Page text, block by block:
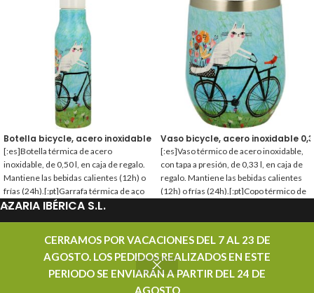
Botella bicycle, acero inoxidable 0,50 l.
[:es]Botella térmica de acero
inoxidable, de 0,50 l, en caja de regalo.
Mantiene las bebidas calientes (12h) o
frías (24h).[:pt]Garrafa térmica de aço
inoxidável, de 0,50 l, em caixa de
Vaso bicycle, acero inoxidable
[:es]Vaso térmico de acero inoxidable,
con tapa a presión, de 0,33 l, en caja de
regalo. Mantiene las bebidas calientes
(12h) o frías (24h).[:pt]Copo térmico de
frias (24h).[:]
AZARIA IBÉRICA S.L.
PROMOCIONES
CONTACTAR
CERRAMOS POR VACACIONES DEL 7 AL 23 DE
AGOSTO. LOS PEDIDOS REALIZADOS EN ESTE
PERIODO SE ENVIARÁN A PARTIR DEL 24 DE
AGOSTO